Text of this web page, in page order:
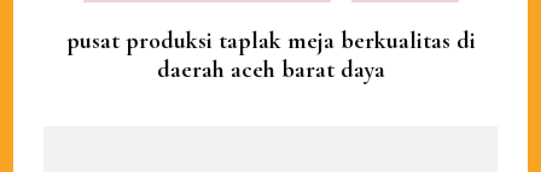
pusat produksi taplak meja berkualitas di
daerah aceh barat daya